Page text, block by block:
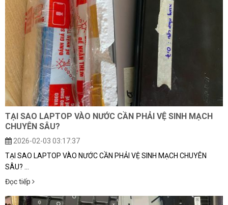
TẠI SAO LAPTOP VÀO NƯỚC CẦN PHẢI VỆ SINH MẠCH
CHUYÊN SÂU?
2026-02-03 03:17:37
TẠI SAO LAPTOP VÀO NƯỚC CẦN PHẢI VỆ SINH MẠCH CHUYÊN
SÂU? ...
Đọc tiếp